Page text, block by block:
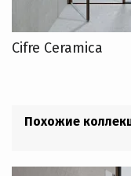
Cifre Ceramica
Похожие